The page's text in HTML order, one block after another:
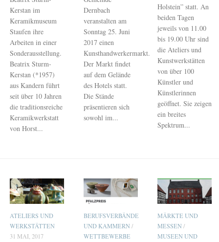
Kerstan im
Keramikmuseum
Staufen ihre
Arbeiten in einer
Sonderausstellung.
Beatrix Sturm-
Kerstan (*1957)
aus Kandern führt
seit über 10 Jahren
die traditionsreiche
Keramikwerkstatt
von Horst...
Dernbach
veranstalten am
Sonntag 25. Juni
2017 einen
Kunsthandwerkermarkt.
Der Markt findet
auf dem Gelände
des Hotels statt.
Die Stände
präsentieren sich
sowohl im...
Holstein” statt. An
beiden Tagen
jeweils von 11.00
bis 19.00 Uhr sind
die Ateliers und
Kunstwerkstätten
von über 100
Künstler und
Künstlerinnen
geöffnet. Sie zeigen
ein breites
Spektrum...
ATELIERS UND
WERKSTÄTTEN
31 MAI, 2017
BERUFSVERBÄNDE
UND KAMMERN/
WETTBEWERBE
MÄRKTE UND
MESSEN/
MUSEEN UND